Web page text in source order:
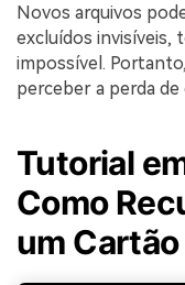
Novos arquivos
excluídos invisíveis,
impossível.
perceber a perda de
Tutorial
Como
um Cartão